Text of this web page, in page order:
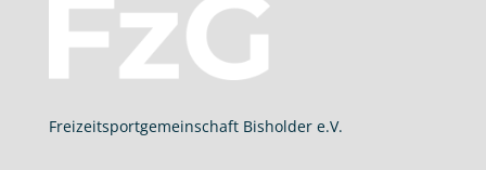
Freizeitsportgemeinschaft Bisholder e.V.